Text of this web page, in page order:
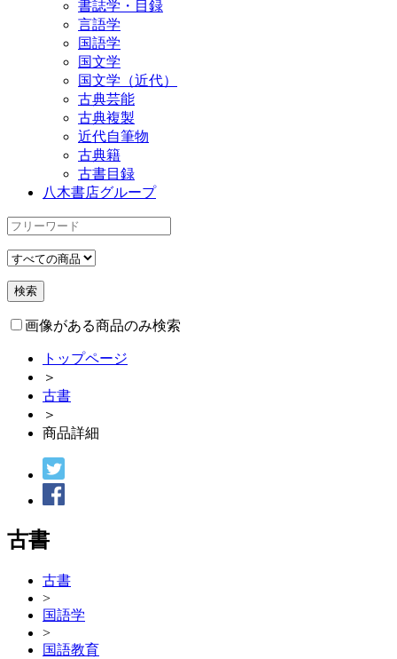
書誌学・目録
言語学
国語学
国文学
国文学（近代）
古典芸能
古典複製
近代自筆物
古典籍
古書目録
八木書店グループ
画像がある商品のみ検索
トップページ
＞
古書
＞
商品詳細
古書
古書
>
国語学
>
国語教育